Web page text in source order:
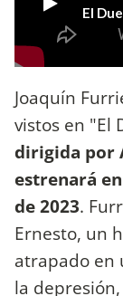
Joaquín
vistos en "El
dirigida por
estrenará
de 2023.
Ernesto, un
atrapado en
la